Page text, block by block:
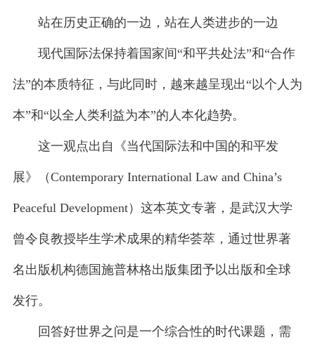
站在历史正确的一边，站在人类进步的一边
现代国际法保持着国家间“和平共处法”和“合作
法”的本质特征，与此同时，越来越呈现出“以个人为
本”和“以全人类利益为本”的人本化趋势。
这一观点出自《当代国际法和中国的和平发
展》（Contemporary International Law and China’s
Peaceful Development）这本英文专著，是武汉大学
曾令良教授毕生学术成果的精华荟萃，通过世界著
名出版机构德国施普林格出版集团予以出版和全球
发行。
回答好世界之问是一个综合性的时代课题，需